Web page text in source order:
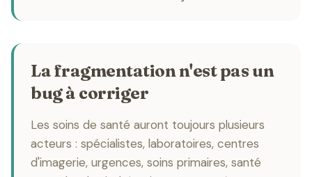
La fragmentation n'est pas un
bug à corriger
Les soins de santé auront toujours plusieurs
acteurs : spécialistes, laboratoires, centres
d'imagerie, urgences, soins primaires, santé